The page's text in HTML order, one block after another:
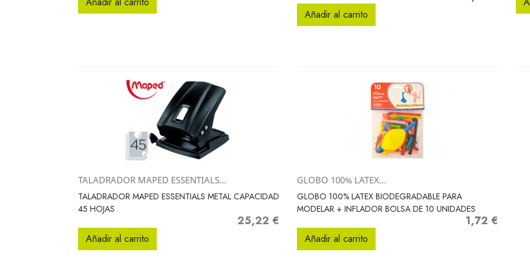
Añadir al carrito
 Vista rápida
TALADRADOR MAPED ESSENTIALS...
TALADRADOR MAPED ESSENTIALS METAL CAPACIDAD
45 HOJAS
Precio
25,22 €
Añadir al carrito
Vista rápida
GLOBO 100% LATEX...
GLOBO 100% LATEX BIODEGRADABLE PARA
MODELAR + INFLADOR BOLSA DE 10 UNIDADES
Precio
1,72 €
Añadir al carrito